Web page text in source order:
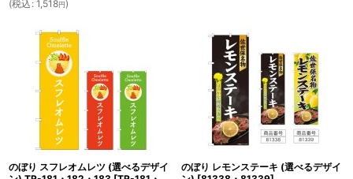
(税込 : 1,518円)
のぼり スフレオムレツ (選べるデザイ
のぼり レモンステーキ (選べるデザイ